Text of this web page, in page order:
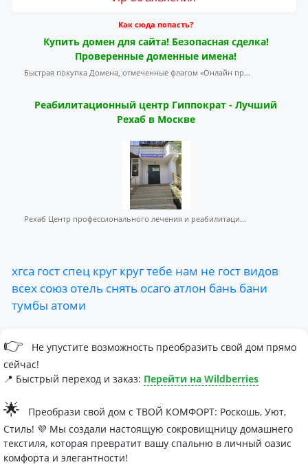
Как сюда попасть?
Купить домен для сайта! Безопасная сделка!
Проверенные доменные имена!
Быстрая покупка Домена, отмеченные флагом «Онлайн пр...
Реабилитационный центр Гиппократ - Лучший
Рехаб в Москве
Рехаб Центр профессионального лечения и реабилитаци...
хгса гост спец круг кругтебе нам не гост видов
всех союз отель снять осагоатлон бань бани
тумбы атоми
👉
Не упустите возможность преобразить свой дом прямо
сейчас!
📍 Быстрый переход и заказ: Перейти на Wildberries
🌟
Преобрази свой дом с ТВОЙ КОМФОРТ: Роскошь, Уют,
Стиль! 💜 Мы создали настоящую сокровищницу домашнего
текстиля, которая превратит вашу спальню в личный оазис
комфорта и элегантности!